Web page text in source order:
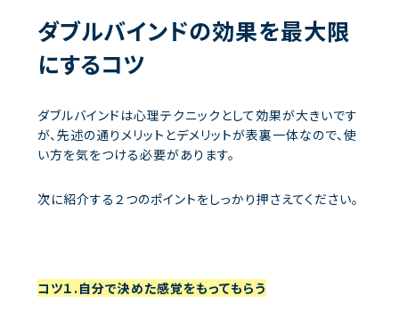
ダブルバインドの効果を最大限
にするコツ
ダブルバインドは心理テクニックとして効果が大きいです
が、先述の通りメリットとデメリットが表裏一体なので、使
い方を気をつける必要があります。
次に紹介する２つのポイントをしっかり押さえてください。
コツ１.自分で決めた感覚をもってもらう